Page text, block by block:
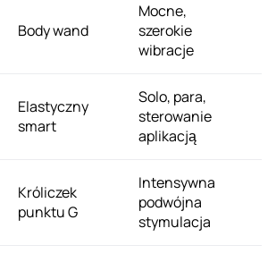
Body wand
Mocne,
szerokie
wibracje
Elastyczny
smart
Solo, para,
sterowanie
aplikacją
Króliczek
punktu G
Intensywna
podwójna
stymulacja